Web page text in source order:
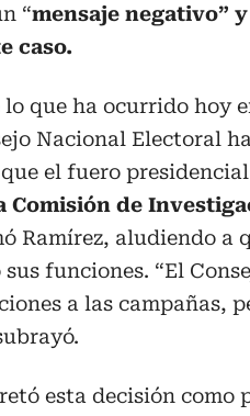
“mensaje negativo”
caso.
lo que ha ocurrido hoy
Nacional Electoral
el fuero
Comisión de
Ramírez, aludiendo a
funciones. “El
a las campañas,
esta decisión como